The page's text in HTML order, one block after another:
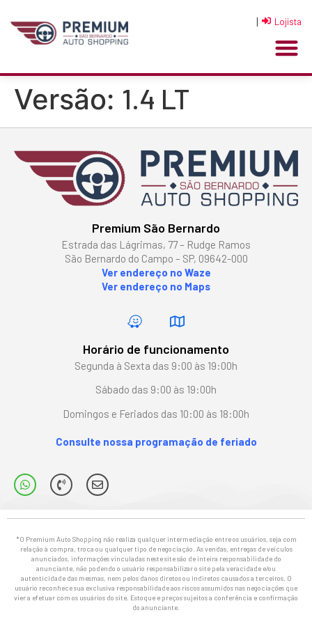
| Lojista
Versão: 1.4 LT
Premium São Bernardo
Estrada das Lágrimas, 77 – Rudge Ramos
São Bernardo do Campo – SP, 09642-000
Ver endereço no Waze
Ver endereço no Maps
Horário de funcionamento
Segunda à Sexta das 9:00 às 19:00h
Sábado das 9:00 às 19:00h
Domingos e Feriados das 10:00 às 18:00h
Consulte nossa programação de feriado
*O Premium Auto Shopping não realiza qualquer intermediação entre os usuários, seja com
relação à compra, troca ou qualquer tipo de negociação. As vendas, entregas de veículos
anunciados, informações vinculadas neste site são de inteira responsabilidade do
anunciante, não podendo o usuário responsabilizar o site pela veracidade e/ou
autenticidade das mesmas, nem pelos danos diretos ou indiretos causados a terceiros. O
usuário reconhece sua exclusiva responsabilidade aos riscos assumidos nas negociações que
vier a efetuar com os usuários do site. Estoque e preços sujeitos a conferência e confirmação
do anunciante.